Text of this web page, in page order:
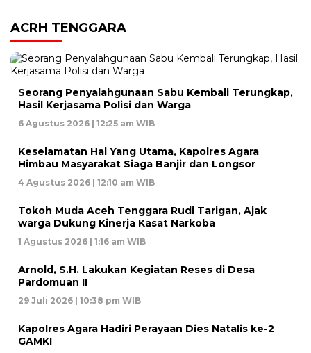
ACRH TENGGARA
Seorang Penyalahgunaan Sabu Kembali Terungkap,
Hasil Kerjasama Polisi dan Warga
6 Agustus 2026 | 12:25 am WIB
Keselamatan Hal Yang Utama, Kapolres Agara
Himbau Masyarakat Siaga Banjir dan Longsor
4 Agustus 2026 | 12:10 am WIB
Tokoh Muda Aceh Tenggara Rudi Tarigan, Ajak
warga Dukung Kinerja Kasat Narkoba
1 Agustus 2026 | 1:16 am WIB
Arnold, S.H. Lakukan Kegiatan Reses di Desa
Pardomuan II
29 Juli 2026 | 10:38 pm WIB
Kapolres Agara Hadiri Perayaan Dies Natalis ke-2
GAMKI